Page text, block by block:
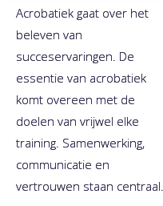
Acrobatiek gaat over het
beleven van
succeservaringen. De
essentie van acrobatiek
komt overeen met de
doelen van vrijwel elke
training. Samenwerking,
communicatie en
vertrouwen staan centraal.